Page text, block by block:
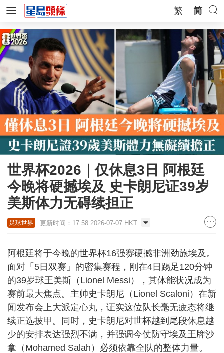
繁 简
世界杯2026｜仅休息3日 阿根廷
今晚将硬撼埃及 史卡朗尼证39岁
美斯体力无碍续担正
足球世界 更新时间：17:58 2026-07-07 HKT
阿根廷将于今晚的世界杯16强赛硬撼非洲劲旅埃及。
面对「5日双赛」的密集赛程，刚在4日踢足120分钟
的39岁球王美斯（Lionel Messi），其体能状况成为
赛前最大焦点。主帅史卡朗尼（Lionel Scaloni）在新
闻发布会上大派定心丸，证实这位队长毫无疲态将继
续正选披甲。同时，史卡朗尼对世杯越到尾段休息越
少的安排表达强烈不满，并强调今仗防守埃及王牌沙
拿（Mohamed Salah）必须依靠全队的整体力量。